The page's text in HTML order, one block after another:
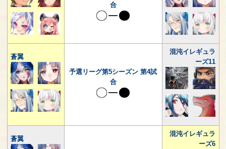
合
蒼翼
予選リーグ第5シーズン 第4試
合
混沌イレギュラ
ーズ11
蒼翼
混沌イレギュラ
ーズ6